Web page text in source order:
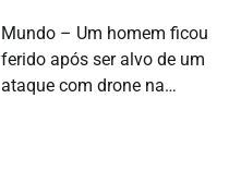
Mundo – Um homem ficou
ferido após ser alvo de um
ataque com drone na…